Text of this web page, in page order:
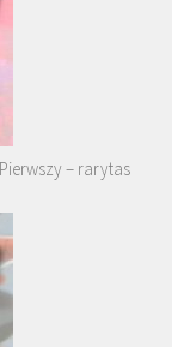
– rarytas